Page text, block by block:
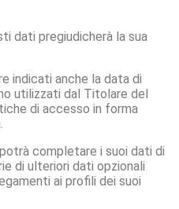
dati pregiudicherà la sua
indicati anche la data di
utilizzati dal Titolare del
di accesso in forma
completare i suoi dati di
di ulteriori dati opzionali
ai profili dei suoi